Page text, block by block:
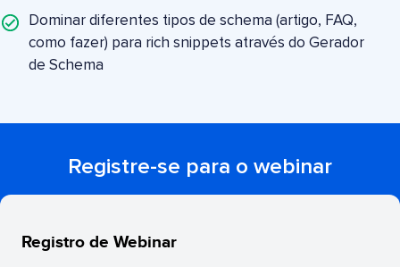
Dominar diferentes tipos de schema (artigo, FAQ,
como fazer) para rich snippets através do Gerador
de Schema
Registre-se para o webinar
Registro de Webinar